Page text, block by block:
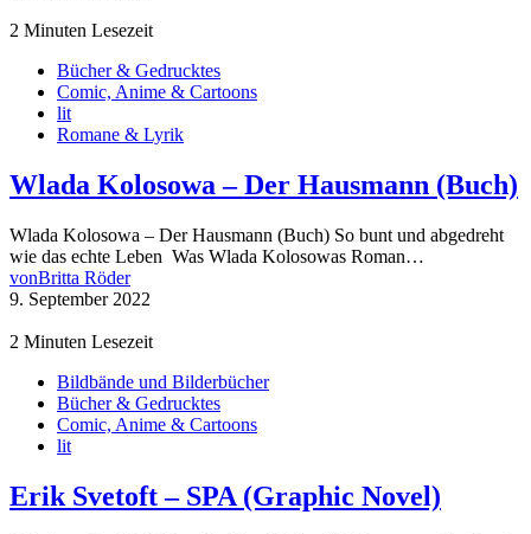
2 Minuten Lesezeit
Bücher & Gedrucktes
Comic, Anime & Cartoons
lit
Romane & Lyrik
Wlada Kolosowa – Der Hausmann (Buch)
Wlada Kolosowa – Der Hausmann (Buch) So bunt und abgedreht
wie das echte Leben Was Wlada Kolosowas Roman…
vonBritta Röder
9. September 2022
2 Minuten Lesezeit
Bildbände und Bilderbücher
Bücher & Gedrucktes
Comic, Anime & Cartoons
lit
Erik Svetoft – SPA (Graphic Novel)